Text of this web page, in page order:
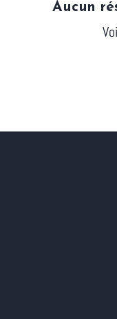
Aucun